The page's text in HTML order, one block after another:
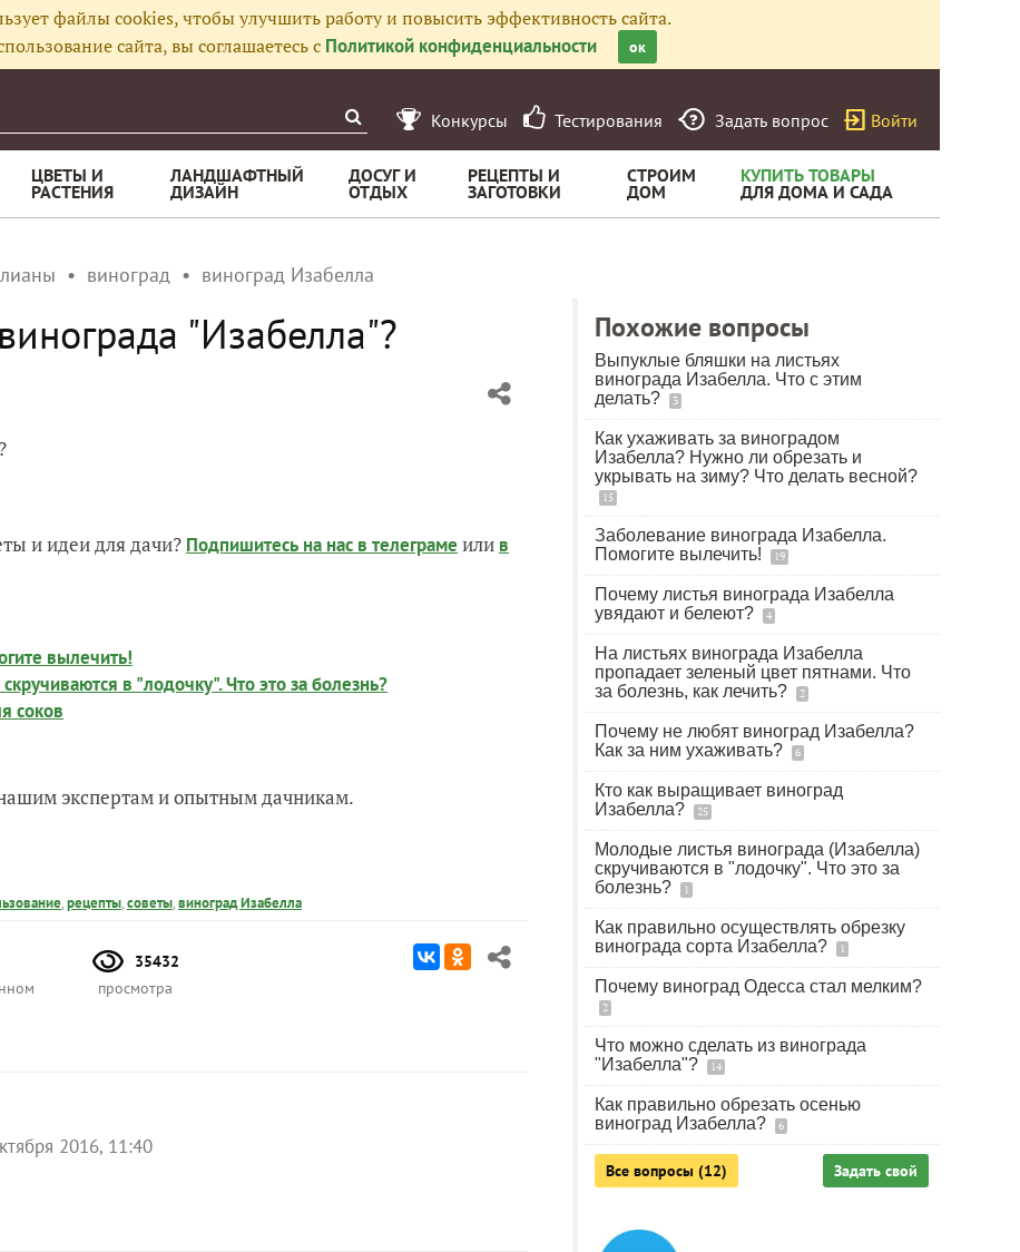
файлы cookies, чтобы улучшить работу и повысить эффективность сайта.
сайта, вы соглашаетесь с Политикой конфиденциальности ок
Конкурсы Тестирования Задать вопрос Войти
ЦВЕТЫ И
РАСТЕНИЯ
ЛАНДШАФТНЫЙ
ДИЗАЙН
ДОСУГ И
ОТДЫХ
РЕЦЕПТЫ И
ЗАГОТОВКИ
СТРОИМ
ДОМ
КУПИТЬ ТОВАРЫ
ДЛЯ ДОМА И САДА
виноград виноград Изабелла
"Изабелла"?
и идеи для дачи? Подпишитесь на нас в телеграме или в
вылечить!
в "лодочку". Что это за болезнь?
соков
экспертам и опытным дачникам.
,рецепты,советы,виноград Изабелла
35432
просмотра
2016, 11:40
Похожие вопросы
Выпуклые бляшки на листьях
винограда Изабелла. Что с этим
делать?
3
Как ухаживать за виноградом
Изабелла? Нужно ли обрезать и
укрывать на зиму? Что делать весной?
15
Заболевание винограда Изабелла.
Помогите вылечить!
19
Почему листья винограда Изабелла
увядают и белеют?
4
На листьях винограда Изабелла
пропадает зеленый цвет пятнами. Что
за болезнь, как лечить?
2
Почему не любят виноград Изабелла?
Как за ним ухаживать?
6
Кто как выращивает виноград
Изабелла?
25
Молодые листья винограда (Изабелла)
скручиваются в "лодочку". Что это за
болезнь?
1
Как правильно осуществлять обрезку
винограда сорта Изабелла?
1
Почему виноград Одесса стал мелким?
2
Что можно сделать из винограда
"Изабелла"?
14
Как правильно обрезать осенью
виноград Изабелла?
6
Все вопросы (12) Задать свой